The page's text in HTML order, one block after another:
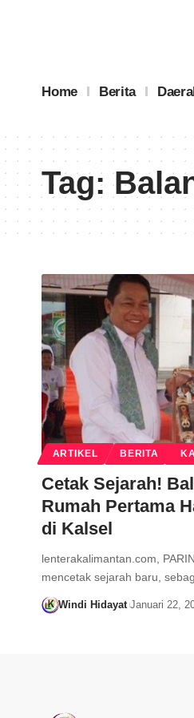
Home Berita
Tag:
ARTIKEL BERITA
Cetak Sejarah!
Rumah Pertama
di Kalsel
lenterakalimantan.com,
mencetak sejarah baru,
Windi Hidayat Januari 22,